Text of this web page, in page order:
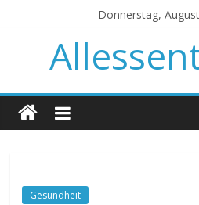
Donnerstag,
Gesundheit